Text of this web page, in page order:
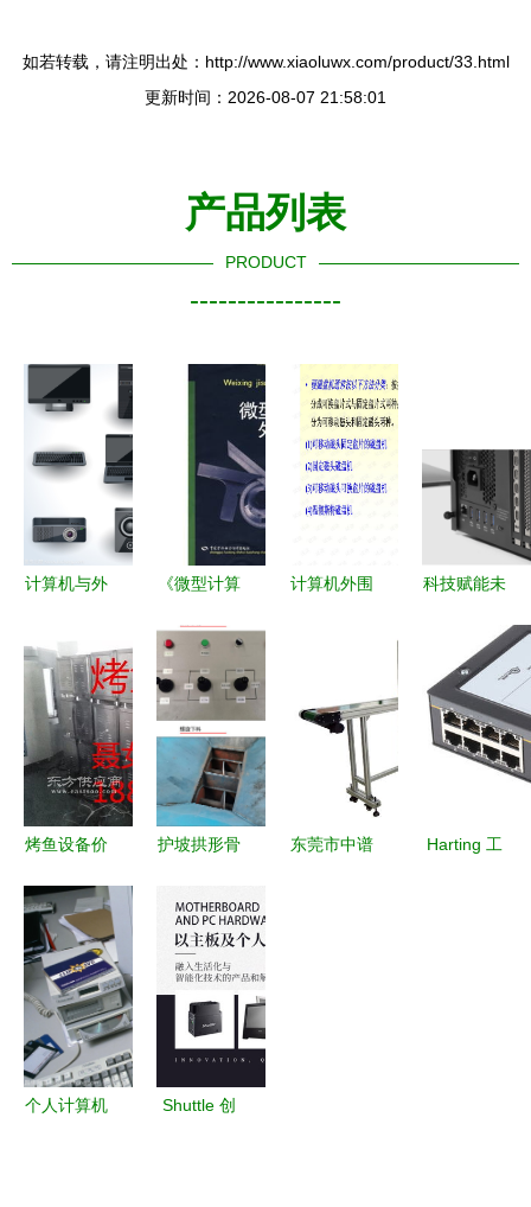
如若转载，请注明出处：http://www.xiaoluwx.com/product/33.html
更新时间：2026-08-07 21:58:01
产品列表
PRODUCT
----------------
计算机与外
字化时代的
核心组件及
其视觉符号
《微型计算
（第3
版）》 计
算机技术演
进中的重要
桥梁
计算机外围
科技赋能未
算机及外围
设备业务迎
来全新突破
烤鱼设备价
算机外围设
备选购指南
护坡拱形骨
产设备与计
算机及外围
设备的融合
创新
东莞市中谱
Harting 工
个人计算机
Shuttle 创